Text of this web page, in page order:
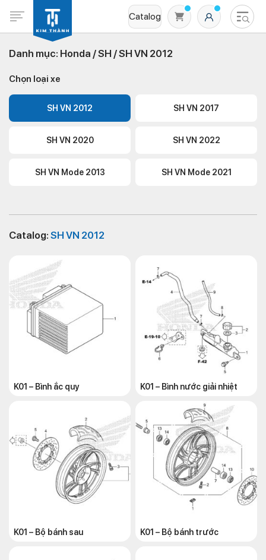
Catalog
Danh mục: Honda /SH /SH VN 2012
Chọn loại xe
SH VN 2012 SH VN 2017
SH VN 2020 SH VN 2022
SH VN Mode 2013 SH VN Mode 2021
Catalog: SH VN 2012
K01 – Bình ắc quy K01 – Bình nước giải nhiệt
K01 – Bộ bánh sau K01 – Bộ bánh trước